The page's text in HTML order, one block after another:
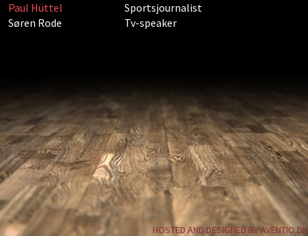
Paul Hüttel
Sportsjournalist
Søren Rode
Tv-speaker
HOSTED AND DESIGNED BY AVENTIO.DK